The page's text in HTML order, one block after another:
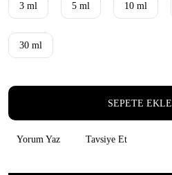
3 ml 5 ml 10 ml
30 ml
SEPETE EKLE
Yorum Yaz Tavsiye Et